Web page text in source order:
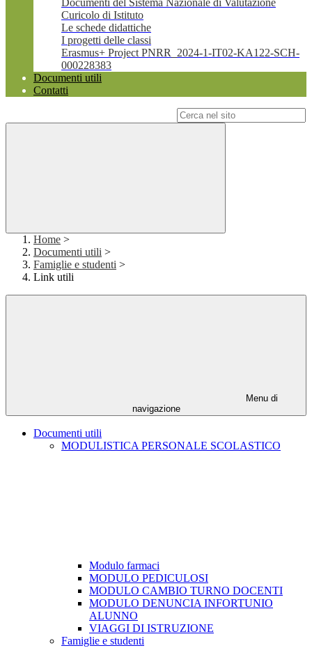
Documenti del Sistema Nazionale di Valutazione
Curicolo di Istituto
Le schede didattiche
I progetti delle classi
Erasmus+ Project PNRR_2024-1-IT02-KA122-SCH-
000228383
Documenti utili
Contatti
Home >
Documenti utili >
Famiglie e studenti >
Link utili
Menu di
navigazione
Documenti utili
MODULISTICA PERSONALE SCOLASTICO
Modulo farmaci
MODULO PEDICULOSI
MODULO CAMBIO TURNO DOCENTI
MODULO DENUNCIA INFORTUNIO
ALUNNO
VIAGGI DI ISTRUZIONE
Famiglie e studenti